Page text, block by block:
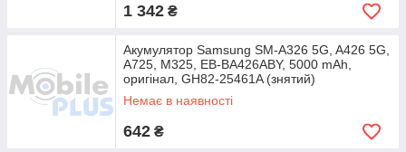
1 342 ₴
Акумулятор Samsung SM-A326 5G, A426 5G,
A725, M325, EB-BA426ABY, 5000 mAh,
оригінал, GH82-25461A (знятий)
Немає в наявності
642 ₴